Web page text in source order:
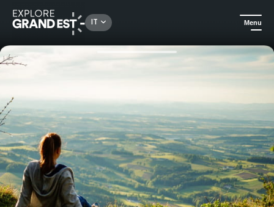
IT Menu
Idee soggiorno Passeggiata di fine settimana a Château Hochberg